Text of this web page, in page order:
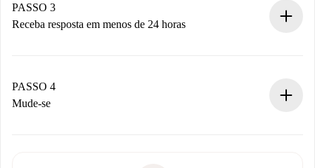
Não cobramos nada até que o proprietário confirme.
PASSO 3
Receba resposta em menos de 24 horas
proprietário.
Se recusada: não cobraremos nada e ofereceremos
PASSO 4
Mude-se